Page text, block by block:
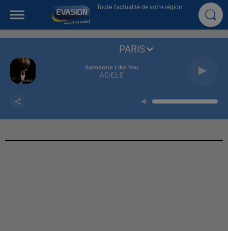
Toute l'actualité de votre région
Someone Like You
ADELE
PARIS